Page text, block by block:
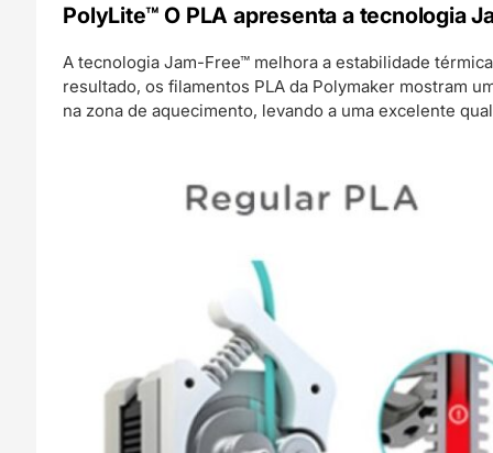
PolyLite™ O PLA apresenta a tecnologia
A tecnologia Jam-Free™ melhora a estabilidade
resultado, os filamentos PLA da Polymaker mostram
na zona de aquecimento, levando a uma excelente